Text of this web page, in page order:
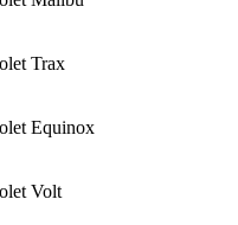
Trax
Equinox
Volt